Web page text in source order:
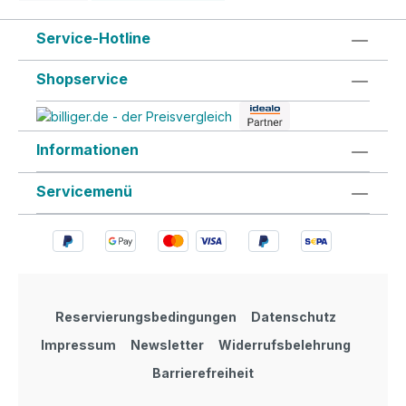
Service-Hotline
Shopservice
Informationen
Servicemenü
Reservierungsbedingungen
Datenschutz
Impressum
Newsletter
Widerrufsbelehrung
Barrierefreiheit